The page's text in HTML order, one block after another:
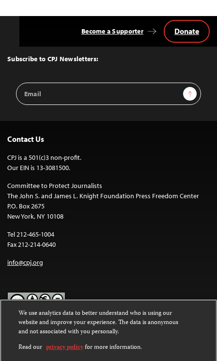
Top
Subscribe to CPJ Newsletters:
Email
Address
Sign Up
Become a Supporter Donate
Contact Us
CPJ is a 501(c)3 non-profit.
Our EIN is 13-3081500.
Committee to Protect Journalists
The John S. and James L. Knight Foundation Press Freedom Center
P.O. Box 2675
New York, NY 10108
Tel 212-465-1004
Fax 212-214-0640
info@cpj.org
Except where noted, text on this website is licensed under a
Commons Attribution-NonCommercial-NoDerivatives 4.0
International License.
We use analytics data to better understand who is using our
website and improve your experience. The data is anonymous
and not associated with you personally.
Read our privacy policyfor more information.